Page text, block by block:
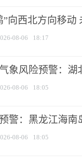
”向西北方向移动
08-06 18:17
象风险预警：湖
08-06 18:05
警：黑龙江海
08-06 18:05